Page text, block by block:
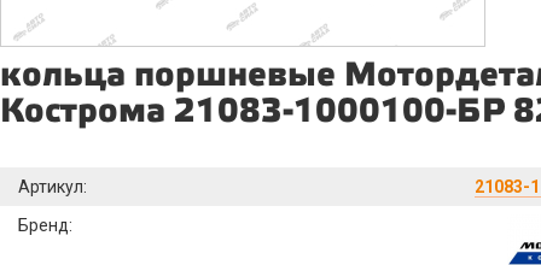
кольца поршневые
Кострома 21083-1000100-БР
Артикул:
21083-
Бренд: